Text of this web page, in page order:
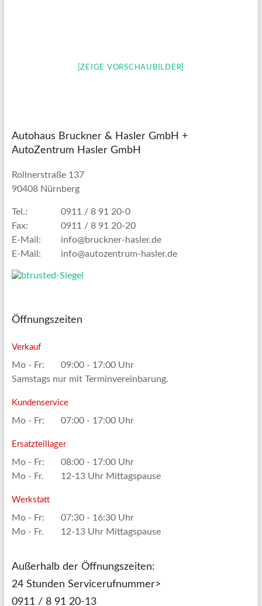
[ZEIGE VORSCHAUBILDER]
Autohaus Bruckner & Hasler GmbH +
AutoZentrum Hasler GmbH
Rollnerstraße 137
90408 Nürnberg
Tel.:
0911 / 8 91 20-0
Fax:
0911 / 8 91 20-20
E-Mail:
info@bruckner-hasler.de
E-Mail:
info@autozentrum-hasler.de
Öffnungszeiten
Verkauf
Mo - Fr:
09:00 - 17:00 Uhr
Samstags nur mit Terminvereinbarung.
Kundenservice
Mo - Fr: 07:00 - 17:00 Uhr
Ersatzteillager
Mo - Fr:
08:00 - 17:00 Uhr
Mo - Fr.
12-13 Uhr Mittagspause
Werkstatt
Mo - Fr:
07:30 - 16:30 Uhr
Mo - Fr.
12-13 Uhr Mittagspause
Außerhalb der Öffnungszeiten:
24 Stunden Servicerufnummer>
0911 / 8 91 20-13